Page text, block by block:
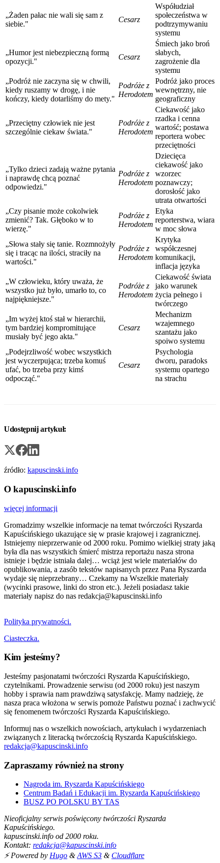
„Żaden pałac nie wali się sam z
siebie."
Cesarz
Współudział
społeczeństwa w
podtrzymywaniu
systemu
„Humor jest niebezpieczną formą
opozycji."
Cesarz
Śmiech jako broń
słabych,
zagrożenie dla
systemu
„Podróż nie zaczyna się w chwili,
kiedy ruszamy w drogę, i nie
kończy, kiedy dotarliśmy do mety."
Podróże z
Herodotem
Podróż jako proces
wewnętrzny, nie
geograficzny
„Przeciętny człowiek nie jest
szczególnie ciekaw świata."
Podróże z
Herodotem
Ciekawość jako
rzadka i cenna
wartość; postawa
reportera wobec
przeciętności
„Tylko dzieci zadają ważne pytania
i naprawdę chcą poznać
odpowiedzi."
Podróże z
Herodotem
Dziecięca
ciekawość jako
wzorzec
poznawczy;
dorosłość jako
utrata otwartości
„Czy pisanie może cokolwiek
zmienić? Tak. Głęboko w to
wierzę."
Podróże z
Herodotem
Etyka
reporterstwa, wiara
w moc słowa
„Słowa stały się tanie. Rozmnożyły
się i tracąc na ilości, straciły na
wartości."
Podróże z
Herodotem
Krytyka
współczesnej
komunikacji,
inflacja języka
„W człowieku, który uważa, że
wszystko już było, umarło to, co
najpiękniejsze."
Podróże z
Herodotem
Ciekawość świata
jako warunek
życia pełnego i
twórczego
„Im wyżej ktoś stał w hierarchii,
tym bardziej kompromitujące
musiały być jego akta."
Cesarz
Mechanizm
wzajemnego
szantażu jako
spoiwo systemu
„Podejrzliwość wobec wszystkich
jest wyczerpująca; trzeba komuś
ufać, bo trzeba przy kimś
odpocząć."
Cesarz
Psychologia
dworu, paradoks
systemu opartego
na strachu
Udostępnij artykuł:
źródło: kapuscinski.info
O kapuscinski.info
więcej informacji
Gromadzimy wszelkie informacje na temat twórczości Ryszarda
Kapuścińskiego ukazujące się w prasie krajowej i zagranicznej.
Istniejemy nieprzerwanie od 2000 roku. Pomimo wielkiej straty jaką
była dla nas wszystkich śmierć mistrza reportażu nasza strona
istnieje i będzie istniała dalej… wciąż jest wiele materiałów do
opublikowania, a zasób tekstów napisanych przez Pana Ryszarda
wydaje się nieprzebrany… Czekamy na Wszelkie materiały
(wycinki prasowe, linki do stron etc.). Jeżeli posiadasz takie
materiały napisz do nas redakcja@kapuscinski.info
Polityka prywatności.
Ciasteczka.
Kim jesteśmy?
Jesteśmy pasjonatami twórczości Ryszarda Kapuścińskiego,
czytelnikami. Prowadzenie serwisu (od 2000 roku) jest naszym
hobby i sprawia nam prawdziwą satysfakcję. Mamy nadzieję, że
nasza praca włożona w serwis pomoże Państwu poznać i zachwycić
się fenomenem twórczości Ryszarda Kapuścińskiego.
Informuj nas o wszelkich nowościach, artykułach i wydarzeniach
związanych z literacką twórczością Ryszarda Kapuścińskiego.
redakcja@kapuscinski.info
Zapraszamy również na strony
Nagroda im. Ryszarda Kapuścińskiego
Centrum Badań i Edukacji im. Ryszarda Kapuścińskiego
BUSZ PO POLSKU BY TAS
Nieoficjalny serwis poświęcony twórczości Ryszarda
Kapuścińskiego.
kapuscinski.info od 2000 roku.
Kontakt: redakcja@kapuscinski.info
⚡ Powered by Hugo & AWS S3 & Cloudflare